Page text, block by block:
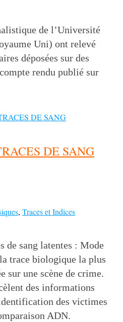
de l’Université
Uni) ont relevé
déposées sur des
rendu publié sur
DE SANG
, Traces et Indices
de sang latentes : Mode
trace biologique la plus
sur une scène de crime.
des informations
des victimes
ADN.